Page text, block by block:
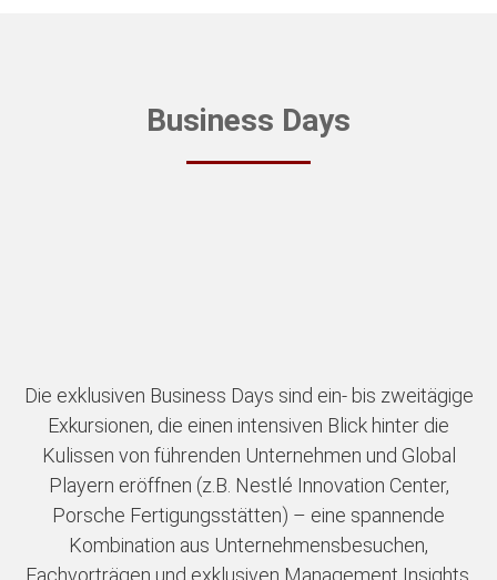
Business Days
Die exklusiven Business Days sind ein- bis zweitägige
Exkursionen, die einen intensiven Blick hinter die
Kulissen von führenden Unternehmen und Global
Playern eröffnen (z.B. Nestlé Innovation Center,
Porsche Fertigungsstätten) – eine spannende
Kombination aus Unternehmensbesuchen,
Fachvorträgen und exklusiven Management Insights.